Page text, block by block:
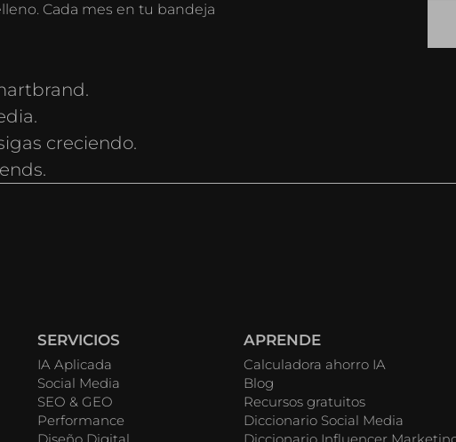
Cada mes en tu bandeja
creciendo.
SERVICIOS
IA Aplicada
Social Media
SEO & GEO
Performance
APRENDE
Calculadora ahorro IA
Blog
Recursos gratuitos
Diccionario Social Media